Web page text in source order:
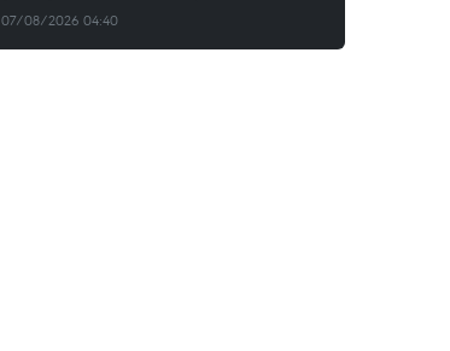
07/08/2026 04:40